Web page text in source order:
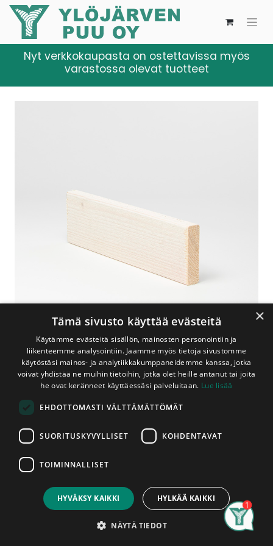
1,80€
Account
Nyt verkkokaupasta on ostettavissa myös
varastossa olevat tuotteet
Shop
Aitatarvikkeet
Aitalauta 20x70 mm Valkoinen
Aitalauta 20x70 mm Valkoinen
Ympärimaalattu, AB-Laatu
Aitalaudan pinnat on hienosahattu ja siinä on pyöristetyt
reunat (kaikki 4 reunaa). Hienosahatun laudan pinta on
pinta. Lauta on pohjalmaalattu ympäri valkoiseksi. Lautojen
pituudet vaihtelevat varastotilanteen mukaan. Ota
yhteyttä myymäläämme varmistaaksesi saatavilla olevat
pituudet. Laudat myydään kappaleittain. Asennettu tuote
×
Tämä sivusto käyttää evästeitä
Käytämme evästeitä sisällön, mainosten personointiin ja
liikenteemme analysointiin. Jaamme myös tietoja sivustomme
käytöstäsi mainos- ja analytiikkakumppaneidemme kanssa, jotka
voivat yhdistää ne muihin tietoihin, jotka olet heille antanut tai joita
he ovat keränneet käyttäessäsi palveluitaan. Lue lisää
EHDOTTOMASTI VÄLTTÄMÄTTÖMÄT
SUORITUSKYVYLLISET KOHDENTAVAT
TOIMINNALLISET
HYVÄKSY KAIKKI HYLKÄÄ KAIKKI
NÄYTÄ TIEDOT